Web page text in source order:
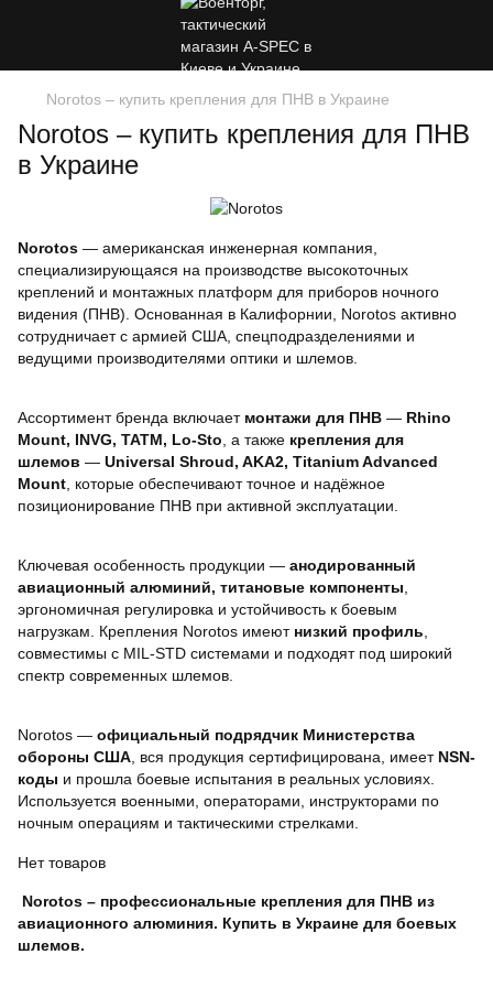
Norotos – купить крепления для ПНВ в Украине
Norotos – купить крепления для ПНВ
в Украине
Norotos — американская инженерная компания,
специализирующаяся на производстве высокоточных
креплений и монтажных платформ для приборов ночного
видения (ПНВ). Основанная в Калифорнии, Norotos активно
сотрудничает с армией США, спецподразделениями и
ведущими производителями оптики и шлемов.
Ассортимент бренда включает монтажи для ПНВ — Rhino
Mount, INVG, TATM, Lo-Sto, а также крепления для
шлемов — Universal Shroud, AKA2, Titanium Advanced
Mount, которые обеспечивают точное и надёжное
позиционирование ПНВ при активной эксплуатации.
Ключевая особенность продукции — анодированный
авиационный алюминий, титановые компоненты,
эргономичная регулировка и устойчивость к боевым
нагрузкам. Крепления Norotos имеют низкий профиль,
совместимы с MIL-STD системами и подходят под широкий
спектр современных шлемов.
Norotos — официальный подрядчик Министерства
обороны США, вся продукция сертифицирована, имеет NSN-
коды и прошла боевые испытания в реальных условиях.
Используется военными, операторами, инструкторами по
ночным операциям и тактическими стрелками.
Нет товаров
Norotos – профессиональные крепления для ПНВ из
авиационного алюминия. Купить в Украине для боевых
шлемов.